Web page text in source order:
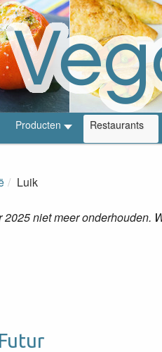
Producten Restaurants
Luik
niet meer onderhouden.